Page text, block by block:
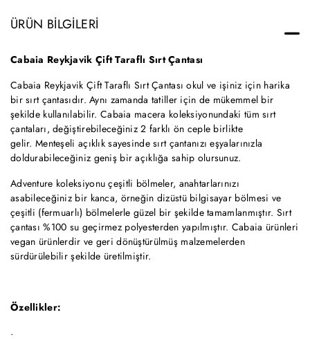
ÜRÜN BILGILERI
Cabaia Reykjavik Çift Taraflı Sırt Çantası
Cabaia Reykjavik Çift Taraflı Sırt Çantası okul ve işiniz için harika
bir sırt çantasıdır. Aynı zamanda tatiller için de mükemmel bir
şekilde kullanılabilir. Cabaia macera koleksiyonundaki tüm sırt
çantaları, değiştirebileceğiniz 2 farklı ön ceple birlikte
gelir. Menteşeli açıklık sayesinde sırt çantanızı eşyalarınızla
doldurabileceğiniz geniş bir açıklığa sahip olursunuz.
Adventure koleksiyonu çeşitli bölmeler, anahtarlarınızı
asabileceğiniz bir kanca, örneğin dizüstü bilgisayar bölmesi ve
çeşitli (fermuarlı) bölmelerle güzel bir şekilde tamamlanmıştır. Sırt
çantası %100 su geçirmez polyesterden yapılmıştır. Cabaia ürünleri
vegan ürünlerdir ve geri dönüştürülmüş malzemelerden
sürdürülebilir şekilde üretilmiştir.
Özellikler: